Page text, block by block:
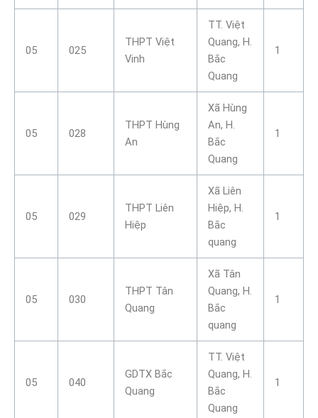
05 025
THPT Việt
Vinh
TT. Việt
Quang, H.
Bắc
Quang
1
05 028
THPT Hùng
An
Xã Hùng
An, H.
Bắc
Quang
1
05 029
THPT Liên
Hiệp
Xã Liên
Hiệp, H.
Bắc
quang
1
05 030
THPT Tân
Quang
Xã Tân
Quang, H.
Bắc
quang
1
05 040
GDTX Bắc
Quang
TT. Việt
Quang, H.
Bắc
Quang
1